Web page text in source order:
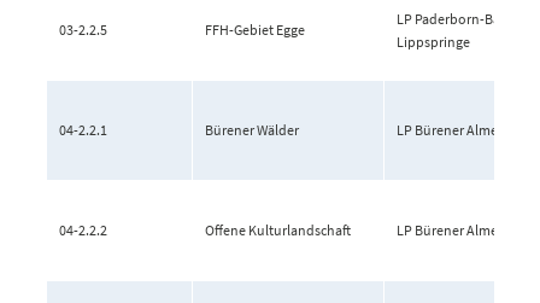
03-2.2.5 FFH-Gebiet Egge
LP Paderborn-Bad
Lippspringe
04-2.2.1 Bürener Wälder LP Bürener Almetal
04-2.2.2 Offene Kulturlandschaft LP Bürener Almetal